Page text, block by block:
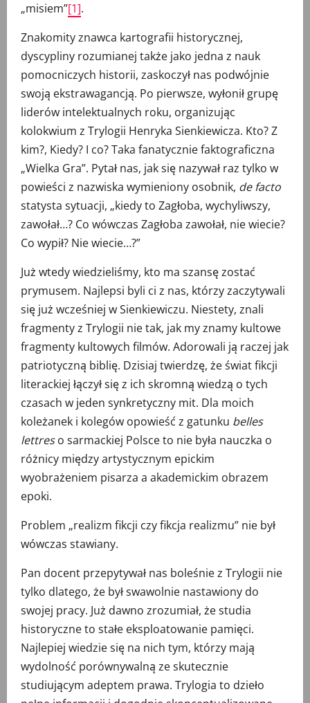
„misiem”[1].
Znakomity znawca kartografii historycznej,
dyscypliny rozumianej także jako jedna z nauk
pomocniczych historii, zaskoczył nas podwójnie
swoją ekstrawagancją. Po pierwsze, wyłonił grupę
liderów intelektualnych roku, organizując
kolokwium z Trylogii Henryka Sienkiewicza. Kto? Z
kim?, Kiedy? I co? Taka fanatycznie faktograficzna
„Wielka Gra”. Pytał nas, jak się nazywał raz tylko w
powieści z nazwiska wymieniony osobnik, de facto
statysta sytuacji, „kiedy to Zagłoba, wychyliwszy,
zawołał…? Co wówczas Zagłoba zawołał, nie wiecie?
Co wypił? Nie wiecie…?”
Już wtedy wiedzieliśmy, kto ma szansę zostać
prymusem. Najlepsi byli ci z nas, którzy zaczytywali
się już wcześniej w Sienkiewiczu. Niestety, znali
fragmenty z Trylogii nie tak, jak my znamy kultowe
fragmenty kultowych filmów. Adorowali ją raczej jak
patriotyczną biblię. Dzisiaj twierdzę, że świat fikcji
literackiej łączył się z ich skromną wiedzą o tych
czasach w jeden synkretyczny mit. Dla moich
koleżanek i kolegów opowieść z gatunku belles
lettreso sarmackiej Polsce to nie była nauczka o
różnicy między artystycznym epickim
wyobrażeniem pisarza a akademickim obrazem
epoki.
Problem „realizm fikcji czy fikcja realizmu” nie był
wówczas stawiany.
Pan docent przepytywał nas boleśnie z Trylogii nie
tylko dlatego, że był swawolnie nastawiony do
swojej pracy. Już dawno zrozumiał, że studia
historyczne to stałe eksploatowanie pamięci.
Najlepiej wiedzie się na nich tym, którzy mają
wydolność porównywalną ze skutecznie
studiującym adeptem prawa. Trylogia to dzieło